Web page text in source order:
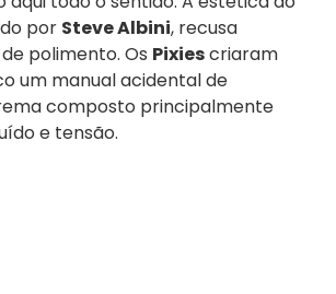
por Steve Albini, recusa
polimento. Os Pixiescriaram
um manual acidental de
composto principalmente
e tensão.